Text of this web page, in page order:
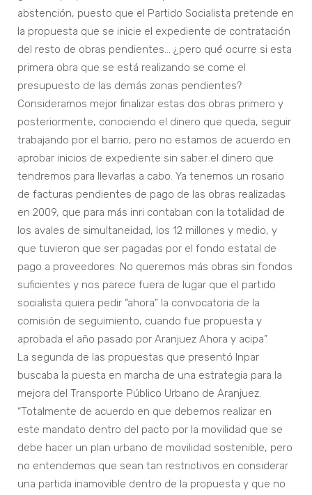
abstención, puesto que el Partido Socialista pretende en
la propuesta que se inicie el expediente de contratación
del resto de obras pendientes… ¿pero qué ocurre si esta
primera obra que se está realizando se come el
presupuesto de las demás zonas pendientes?
Consideramos mejor finalizar estas dos obras primero y
posteriormente, conociendo el dinero que queda, seguir
trabajando por el barrio, pero no estamos de acuerdo en
aprobar inicios de expediente sin saber el dinero que
tendremos para llevarlas a cabo. Ya tenemos un rosario
de facturas pendientes de pago de las obras realizadas
en 2009, que para más inri contaban con la totalidad de
los avales de simultaneidad, los 12 millones y medio, y
que tuvieron que ser pagadas por el fondo estatal de
pago a proveedores. No queremos más obras sin fondos
suficientes y nos parece fuera de lugar que el partido
socialista quiera pedir “ahora” la convocatoria de la
comisión de seguimiento, cuando fue propuesta y
aprobada el año pasado por Aranjuez Ahora y acipa”.
La segunda de las propuestas que presentó Inpar
buscaba la puesta en marcha de una estrategia para la
mejora del Transporte Público Urbano de Aranjuez.
“Totalmente de acuerdo en que debemos realizar en
este mandato dentro del pacto por la movilidad que se
debe hacer un plan urbano de movilidad sostenible, pero
no entendemos que sean tan restrictivos en considerar
una partida inamovible dentro de la propuesta y que no